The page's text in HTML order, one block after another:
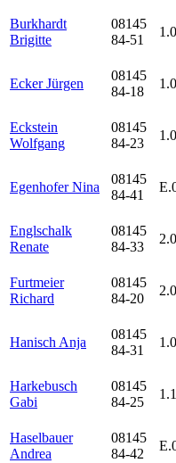
Burkhardt
Brigitte
08145
84-51
Ecker Jürgen
08145
84-18
Eckstein
Wolfgang
08145
84-23
Egenhofer Nina
08145
84-41
Englschalk
Renate
08145
84-33
Furtmeier
Richard
08145
84-20
Hanisch Anja
08145
84-31
Harkebusch
Gabi
08145
84-25
Haselbauer
Andrea
08145
84-42